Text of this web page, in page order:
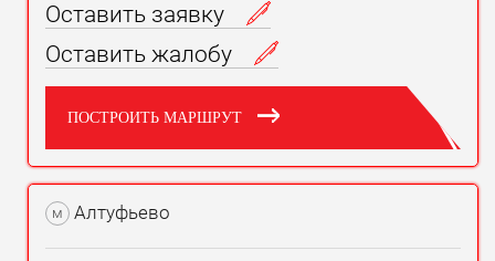
Оставить заявку
Оставить жалобу
ПОСТРОИТЬ МАРШРУТ
м Алтуфьево